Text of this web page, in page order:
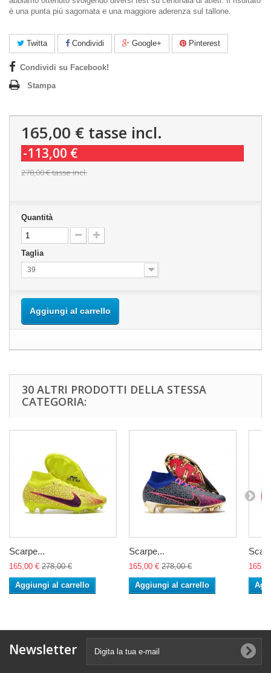
è una punta più sagomata e una maggiore aderenza sul tallone.
Twitta Condividi Google+ Pinterest
Condividi su Facebook!
Stampa
165,00 € tasse incl.
-113,00 €
278,00 €tasse incl.
Quantità
Taglia
39
Aggiungi al carrello
30 ALTRI PRODOTTI DELLA STESSA
CATEGORIA:
Scarpe...
165,00 € 278,00 €
Aggiungi al carrello
Scarpe...
165,00 € 278,00 €
Aggiungi al carrello
Newsletter